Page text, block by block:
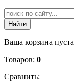
Ваша корзина пуста
Товаров: 0
Сравнить: